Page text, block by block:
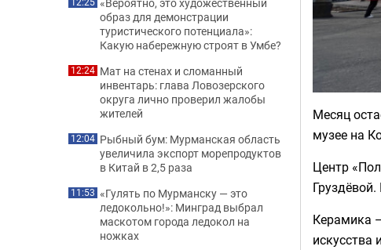
Месяц
музее на
Центр
Керамика
искусства
образ для демонстрации
туристического потенциала»:
Какую набережную строят в Умбе?
12:24 Мат на стенах и сломанный
инвентарь: глава Ловозерского
округа лично проверил жалобы
жителей
12:04 Рыбный бум: Мурманская область
увеличила экспорт морепродуктов
в Китай в 2,5 раза
11:53 «Гулять по Мурманску — это
ледокольно!»: Минград выбрал
маскотом города ледокол на
ножках